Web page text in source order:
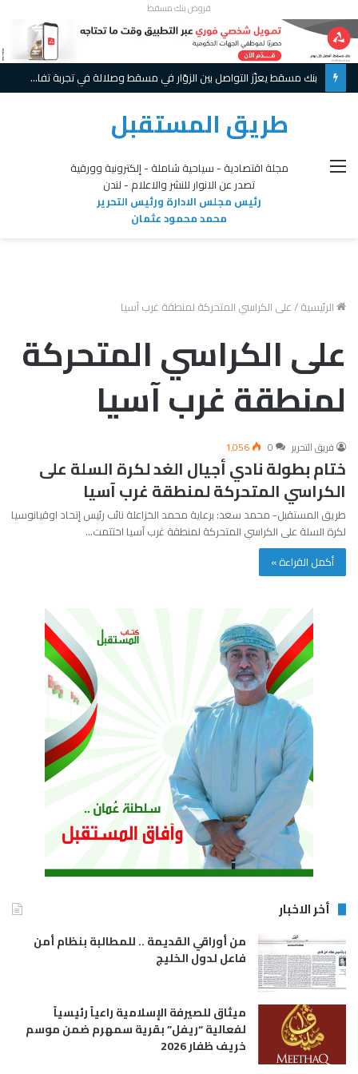
قروض بنك مسقط
بنك مسقط يعزّز التواصل بين الزوّار في مسقط وصلالة في تجربة تفاعلية مبتكرة ويواصل تقديم عروض حصريّة خلال موسم الخريف
طريق المستقبل
مجلة اقتصادية - سياحية شاملة - إلكترونية وورقية
تصدر عن الانوار للنشر والاعلام - لندن
رئيس مجلس الادارة ورئيس التحرير
محمد محمود عثمان
القائمة
الرئيسية/على الكراسي المتحركة لمنطقة غرب آسيا
على الكراسي المتحركة
لمنطقة غرب آسيا
فريق التحرير 0 1٬056
ختام بطولة نادي أجيال الغد لكرة السلة على
الكراسي المتحركة لمنطقة غرب آسيا
طريق المستقبل- محمد سعد: برعاية محمد الخزاعلة نائب رئيس إتحاد اوقيانوسيا
لكرة السلة على الكراسي المتحركة لمنطقة غرب آسيا اختتمت…
أكمل القراءة »
أخر الاخبار
من أوراقي القديمة .. للمطالبة بنظام أمن
فاعل لدول الخليج
ميثاق للصيرفة الإسلامية راعياً رئيسياً
لفعالية “ريفل” بقرية سمهرم ضمن موسم
خريف ظفار 2026